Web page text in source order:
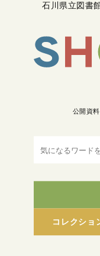
石川県立図書
コレクショ
公開資